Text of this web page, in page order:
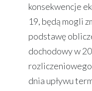
konsekwencje
19, będą mogli
podstawę
dochodowy w
dnia upływu